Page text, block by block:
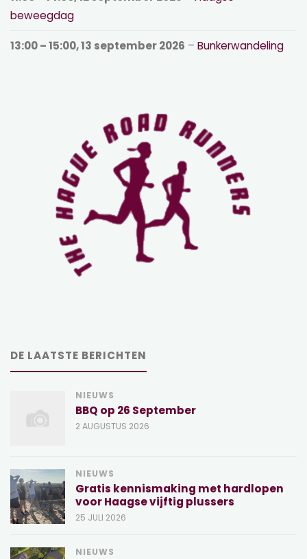
beweegdag
13:00– 15:00,13 september 2026 –Bunkerwandeling
DE LAATSTE BERICHTEN
NIEUWS
BBQ op 26 September
2 AUGUSTUS 2026
NIEUWS
Gratis kennismaking met hardlopen
voor Haagse vijftig plussers
25 JULI 2026
NIEUWS